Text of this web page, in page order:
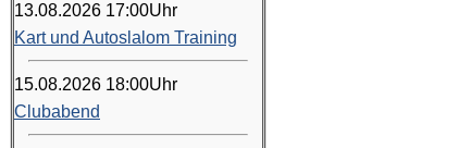
13.08.2026 17:00Uhr
Kart und Autoslalom Training
15.08.2026 18:00Uhr
Clubabend